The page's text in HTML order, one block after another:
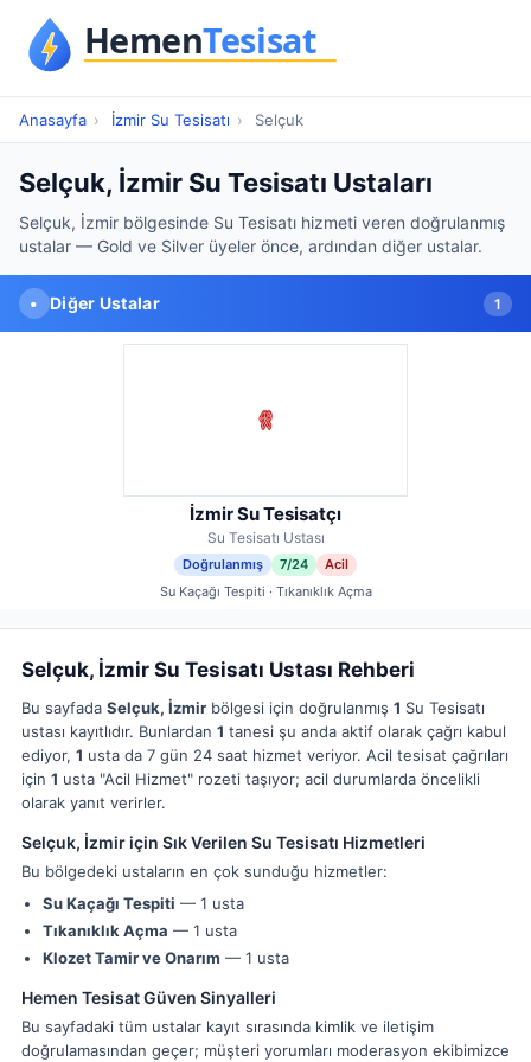
Anasayfa › İzmir Su Tesisatı › Selçuk
Selçuk, İzmir Su Tesisatı Ustaları
Selçuk, İzmir bölgesinde Su Tesisatı hizmeti veren doğrulanmış
ustalar — Gold ve Silver üyeler önce, ardından diğer ustalar.
• Diğer Ustalar 1
İzmir Su Tesisatçı
Su Tesisatı Ustası
Doğrulanmış 7/24
Acil
Su Kaçağı Tespiti · Tıkanıklık Açma
Selçuk, İzmir Su Tesisatı Ustası Rehberi
Bu sayfada Selçuk, İzmir bölgesi için doğrulanmış 1 Su Tesisatı
ustası kayıtlıdır. Bunlardan 1 tanesi şu anda aktif olarak çağrı kabul
ediyor, 1 usta da 7 gün 24 saat hizmet veriyor. Acil tesisat çağrıları
için 1 usta "Acil Hizmet" rozeti taşıyor; acil durumlarda öncelikli
olarak yanıt verirler.
Selçuk, İzmir için Sık Verilen Su Tesisatı Hizmetleri
Bu bölgedeki ustaların en çok sunduğu hizmetler:
Su Kaçağı Tespiti — 1 usta
Tıkanıklık Açma — 1 usta
Klozet Tamir ve Onarım — 1 usta
Hemen Tesisat Güven Sinyalleri
Bu sayfadaki tüm ustalar kayıt sırasında kimlik ve iletişim
doğrulamasından geçer; müşteri yorumları moderasyon ekibimizce